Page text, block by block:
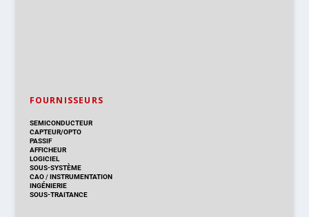
FOURNISSEURS
SEMICONDUCTEUR
CAPTEUR/OPTO
PASSIF
AFFICHEUR
LOGICIEL
SOUS-SYSTÈME
CAO/INSTRUMENTATION
INGÉNIERIE
SOUS-TRAITANCE